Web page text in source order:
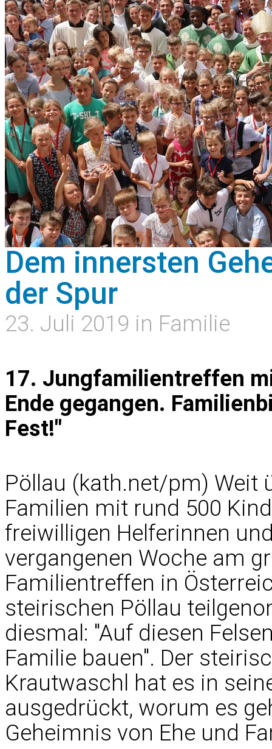
Dem innersten
der Spur
23. Juli 2019 in Familie
17. Jungfamilientreffen
Ende gegangen.
Fest!"
Pöllau (kath.net/pm) Weit
Familien mit rund 500
freiwilligen Helferinnen
vergangenen Woche am
Familientreffen in
steirischen Pöllau
diesmal: "Auf diesen
Familie bauen". Der
Krautwaschl hat es in
ausgedrückt, worum es
Geheimnis von Ehe und